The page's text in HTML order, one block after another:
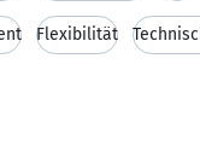
Flexibilität